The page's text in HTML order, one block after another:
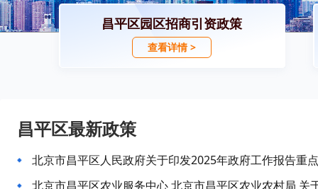
昌平区园区招商引资政策
查看详情 >
昌平区最新政策
北京市昌平区人民政府关于印发2025年政府工作报告重